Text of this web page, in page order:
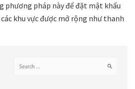
phương pháp này để đặt mật khẩu
khu vực được mở rộng như thanh